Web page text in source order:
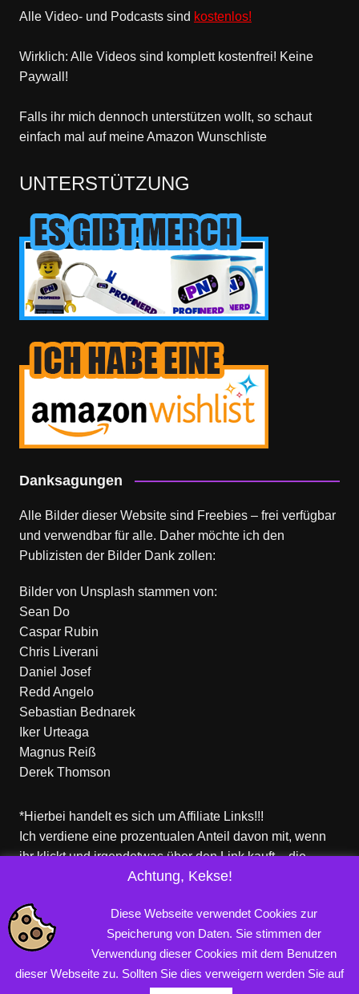
Alle Video- und Podcasts sind kostenlos!
Wirklich: Alle Videos sind komplett kostenfrei! Keine
Paywall!
Falls ihr mich dennoch unterstützen wollt, so schaut
einfach mal auf meine Amazon Wunschliste
UNTERSTÜTZUNG
Danksagungen
Alle Bilder dieser Website sind Freebies – frei verfügbar
und verwendbar für alle. Daher möchte ich den
Publizisten der Bilder Dank zollen:
Bilder von Unsplash stammen von:
Sean Do
Caspar Rubin
Chris Liverani
Daniel Josef
Redd Angelo
Sebastian Bednarek
Iker Urteaga
Magnus Reiß
Derek Thomson
*Hierbei handelt es sich um Affiliate Links!!!
Ich verdiene eine prozentualen Anteil davon mit, wenn
ihr klickt und irgendetwas über den Link kauft – die
Produkte dort sind aber nicht von mir!
Copyright © 2026 PROFINERD.DE. Alle Rechte vorbehalten.
Achtung, Kekse!
Diese Webseite verwendet Cookies zur
Speicherung von Daten. Sie stimmen der
Verwendung dieser Cookies mit dem Benutzen
dieser Webseite zu. Sollten Sie dies verweigern werden Sie auf